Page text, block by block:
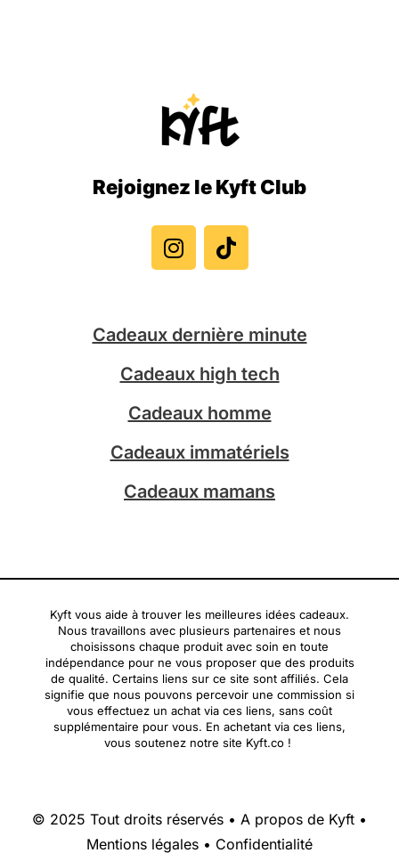
Rejoignez le Kyft Club
n
s
t
r
a
m
i
k
t
Cadeaux dernière minute
Cadeaux high tech
Cadeaux homme
Cadeaux immatériels
Cadeaux mamans
Kyft vous aide à trouver les meilleures idées cadeaux.
Nous travaillons avec plusieurs partenaires et nous
choisissons chaque produit avec soin en toute
indépendance pour ne vous proposer que des produits
de qualité. Certains liens sur ce site sont affiliés. Cela
signifie que nous pouvons percevoir une commission si
vous effectuez un achat via ces liens, sans coût
supplémentaire pour vous. En achetant via ces liens,
vous soutenez notre site Kyft.co !
© 2025 Tout droits réservés • A propos de Kyft •
Mentions légales • Confidentialité